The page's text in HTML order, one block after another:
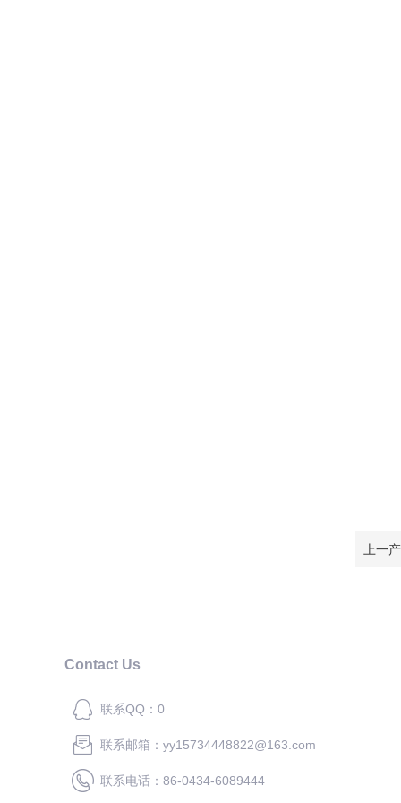
上一
Contact Us
联系QQ：0
联系邮箱：yy15734448822@163.com
联系电话：86-0434-6089444